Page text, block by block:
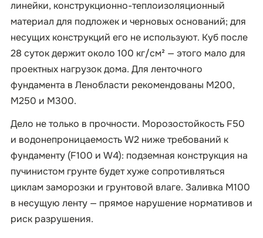
линейки, конструкционно-теплоизоляционный
материал для подложек и черновых оснований; для
несущих конструкций его не используют. Куб после
28 суток держит около 100 кг/см² — этого мало для
проектных нагрузок дома. Для ленточного
фундамента в Ленобласти рекомендованы М200,
М250 и М300.
Дело не только в прочности. Морозостойкость F50
и водонепроницаемость W2 ниже требований к
фундаменту (F100 и W4): подземная конструкция на
пучинистом грунте будет хуже сопротивляться
циклам заморозки и грунтовой влаге. Заливка М100
в несущую ленту — прямое нарушение нормативов и
риск разрушения.